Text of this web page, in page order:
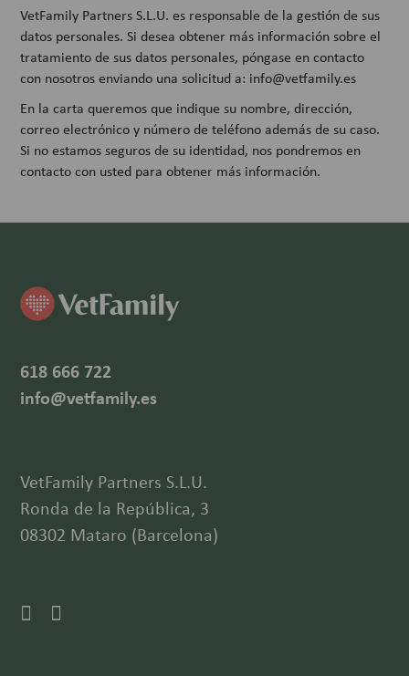
VetFamily Partners S.L.U. es responsable de la gestión de sus
datos personales. Si desea obtener más información sobre el
tratamiento de sus datos personales, póngase en contacto
con nosotros enviando una solicitud a: info@vetfamily.es
En la carta queremos que indique su nombre, dirección,
correo electrónico y número de teléfono además de su caso.
Si no estamos seguros de su identidad, nos pondremos en
contacto con usted para obtener más información.
618 666 722
info@vetfamily.es
VetFamily Partners S.L.U.
Ronda de la República, 3
08302 Mataro (Barcelona)